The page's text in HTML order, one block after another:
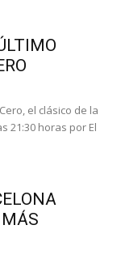
el clásico de la
21:30 horas por El
MÁS